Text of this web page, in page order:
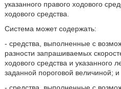
указанного правого ходового
ходового средства.
Система может содержать:
- средства, выполненные с
разности запрашиваемых
ходового средства и указанного
заданной пороговой величиной; и